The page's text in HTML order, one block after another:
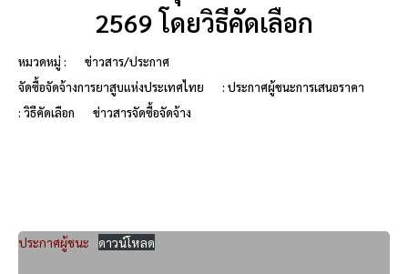
2569 โดยวิธีคัดเลือก
หมวดหมู่ :
ข่าวสาร/ประกาศ
จัดซื้อจัดจ้างการยาสูบแห่งประเทศไทย
: ประกาศผู้ชนะการเสนอราคา
: วิธีคัดเลือก
ข่าวสารจัดซื้อจัดจ้าง
ประกาศผู้ชนะ ดาวน์โหลด